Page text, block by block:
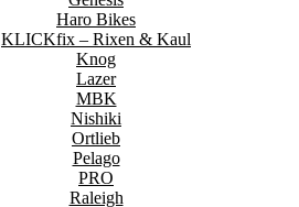
Haro Bikes
KLICKfix – Rixen & Kaul
Knog
Lazer
MBK
Nishiki
Ortlieb
Pelago
PRO
Raleigh